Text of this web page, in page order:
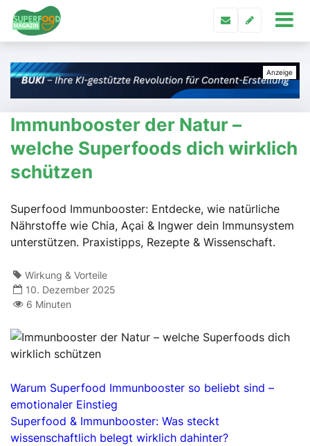
Immunbooster der Natur –
welche Superfoods dich wirklich
schützen
Superfood Immunbooster: Entdecke, wie natürliche
Nährstoffe wie Chia, Açai & Ingwer dein Immunsystem
unterstützen. Praxistipps, Rezepte & Wissenschaft.
Wirkung & Vorteile
10. Dezember 2025
6 Minuten
Warum Superfood Immunbooster so beliebt sind –
emotionaler Einstieg
Superfood & Immunbooster: Was steckt
wissenschaftlich belegt wirklich dahinter?